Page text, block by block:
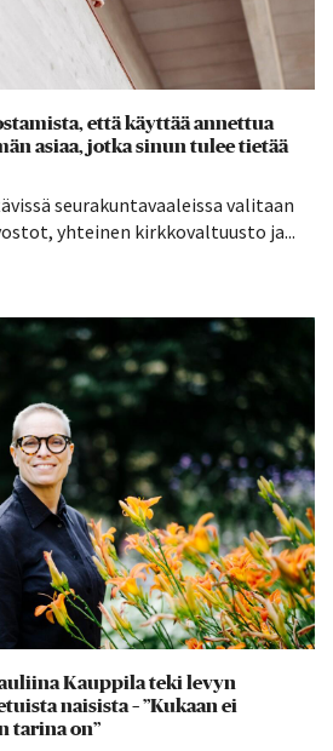
että käyttää annettua
asiaa, jotka sinun tulee tietää
seurakuntavaaleissa valitaan
yhteinen kirkkovaltuusto ja...
Kauppila teki levyn
naisista – ”Kukaan ei
tarina on”